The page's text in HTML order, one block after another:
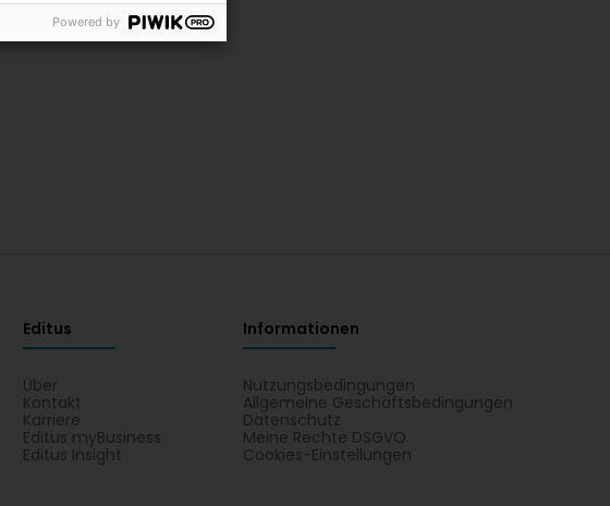
Editus
Über
Kontakt
Karriere
Editus myBusiness
Editus Insight
Informationen
Nutzungsbedingungen
Allgemeine Geschäftsbedingungen
Datenschutz
Meine Rechte DSGVO
Cookies-Einstellungen
Powered by